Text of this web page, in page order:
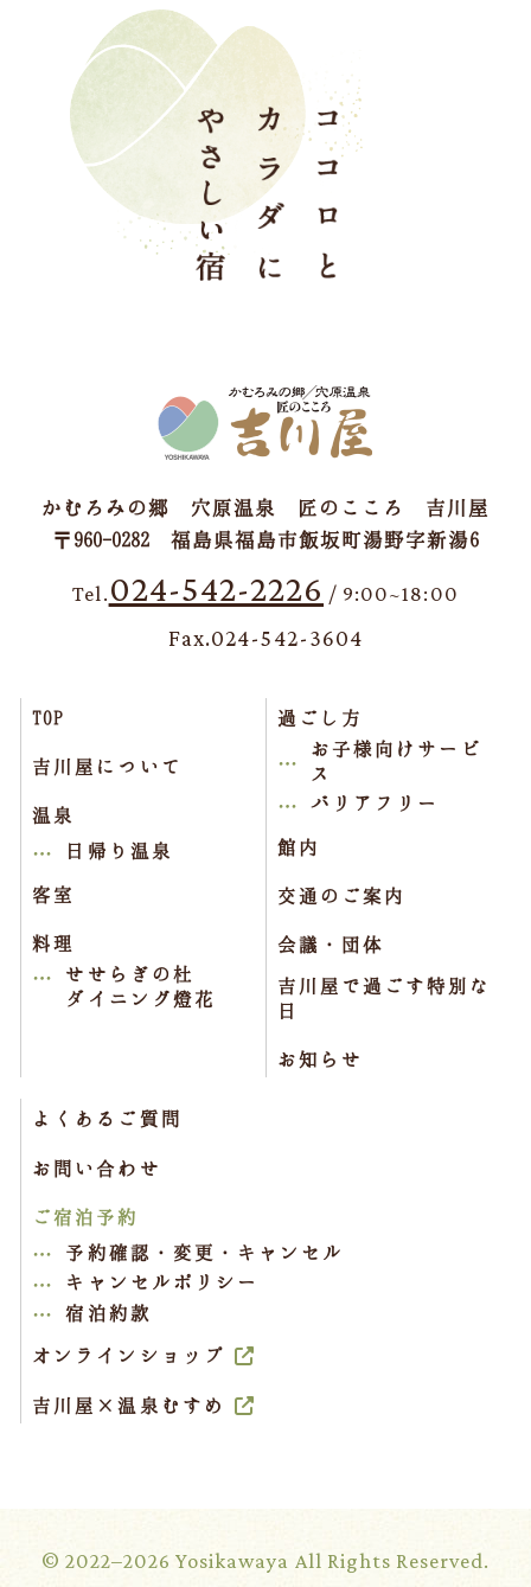
かむろみの郷 穴原温泉 匠のこころ 吉川屋
〒960-0282 福島県福島市飯坂町湯野字新湯6
Tel. 024-542-2226 / 9:00~18:00
Fax.024-542-3604
TOP
吉川屋について
温泉
日帰り温泉
客室
料理
せせらぎの杜
ダイニング燈花
過ごし方
お子様向けサービ
ス
バリアフリー
館内
交通のご案内
会議・団体
吉川屋で過ごす特別な
日
お知らせ
よくあるご質問
お問い合わせ
ご宿泊予約
予約確認・変更・キャンセル
キャンセルポリシー
宿泊約款
オンラインショップ
吉川屋×温泉むすめ
© 2022–2026 Yosikawaya All Rights Reserved.